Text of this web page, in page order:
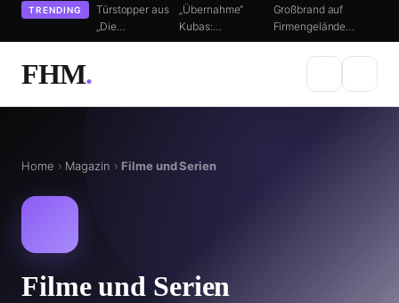
TRENDING
Türstopper aus
„Die…
„Übernahme“
Kubas:…
Großbrand auf
Firmengelände…
FHM.
Home › Magazin › Filme und Serien
Filme und Serien